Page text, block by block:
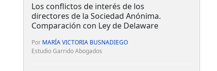
Los conflictos de interés de los
directores de la Sociedad Anónima.
Comparación con Ley de Delaware
Por MARÍA VICTORIA BUSNADIEGO
Estudio Garrido Abogados